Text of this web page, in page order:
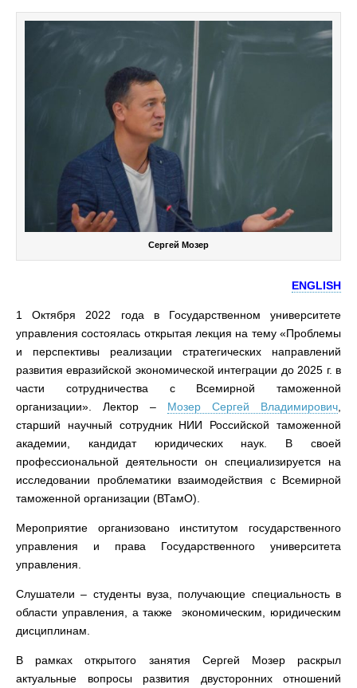
Сергей Мозер
ENGLISH
1 Октября 2022 года в Государственном университете
управления состоялась открытая лекция на тему «Проблемы
и перспективы реализации стратегических направлений
развития евразийской экономической интеграции до 2025 г. в
части сотрудничества с Всемирной таможенной
организации». Лектор – Мозер Сергей Владимирович,
старший научный сотрудник НИИ Российской таможенной
академии, кандидат юридических наук. В своей
профессиональной деятельности он специализируется на
исследовании проблематики взаимодействия с Всемирной
таможенной организации (ВТамО).
Мероприятие организовано институтом государственного
управления и права Государственного университета
управления.
Слушатели – студенты вуза, получающие специальность в
области управления, а также экономическим, юридическим
дисциплинам.
В рамках открытого занятия Сергей Мозер раскрыл
актуальные вопросы развития двусторонних отношений